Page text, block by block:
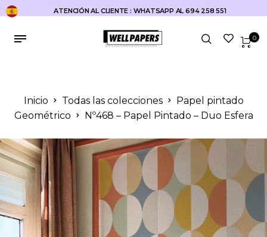
ATENCIÓN AL CLIENTE : WHATSAPP AL 694 258 551
0
Inicio Todas las colecciones
Papel pintado
Geométrico
Nº468 – Papel Pintado – Duo Esfera